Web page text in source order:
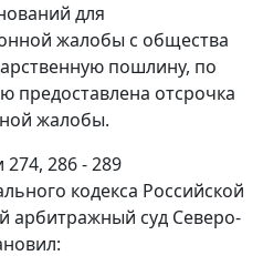
для
жалобы с общества
пошлину, по
предоставлена отсрочка
жалобы.
274, 286 - 289
кодекса Российской
арбитражный суд Северо-